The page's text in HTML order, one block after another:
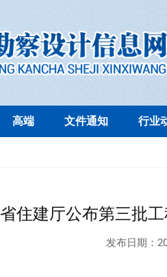
高端 文件通知 行业
省住建厅公布第三批
发布日期：